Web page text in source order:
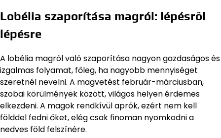
Lobélia szaporítása magról: lépésről
lépésre
A lobélia magról való szaporítása nagyon gazdaságos és
izgalmas folyamat, főleg, ha nagyobb mennyiséget
szeretnél nevelni. A magvetést február-márciusban,
szobai körülmények között, világos helyen érdemes
elkezdeni. A magok rendkívül aprók, ezért nem kell
földdel fedni őket, elég csak finoman nyomkodni a
nedves föld felszínére.